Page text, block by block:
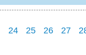
24 25 26 27